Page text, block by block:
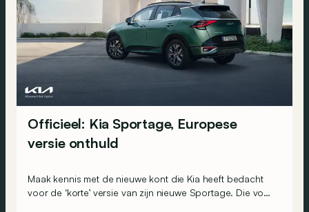
Officieel: Kia Sportage, Europese
versie onthuld
Maak kennis met de nieuwe kont die Kia heeft bedacht
voor de ‘korte’ versie van zijn nieuwe Sportage. Die voor